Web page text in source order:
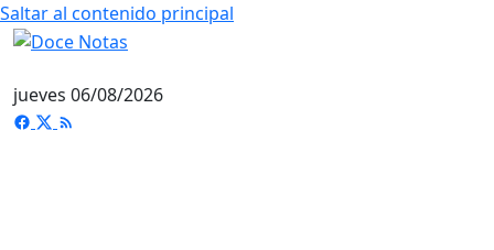
Saltar al contenido principal
jueves 06/08/2026